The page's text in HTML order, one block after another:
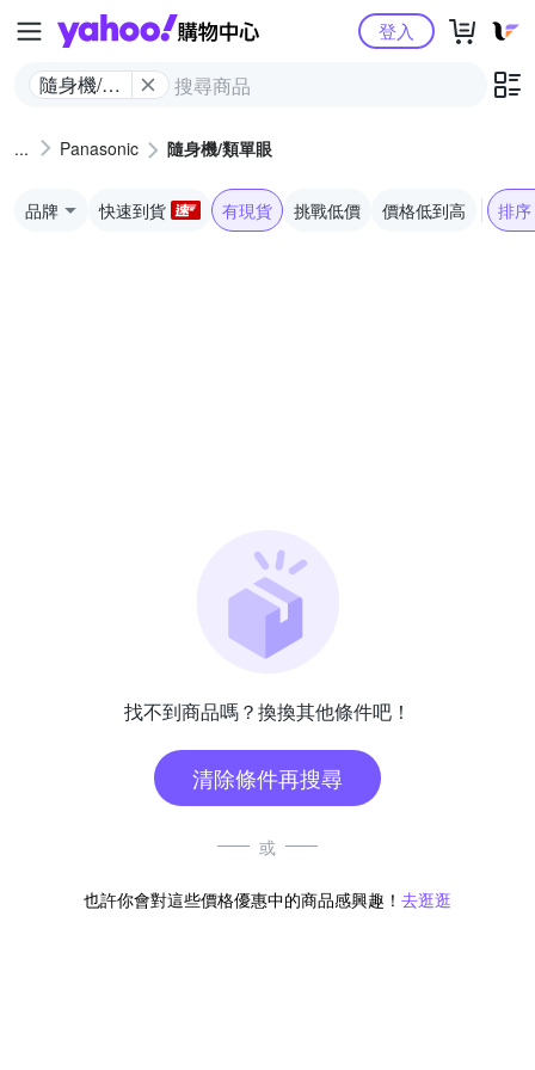
Yahoo購物中心
隨身機/類
登入
Panasonic 隨身機/類單眼
品牌 快速到貨 有現貨 挑戰低價 價格低到高 排序
找不到商品嗎？換換其他條件吧！
清除條件再搜尋
或
也許你會對這些價格優惠中的商品感興趣！ 去逛逛